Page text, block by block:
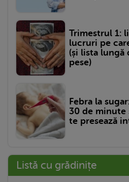
Trimestrul 1:
lucruri pe
(și lista lungă
pese)
Febra la
30 de minute
te presează
Listă cu grădinițe